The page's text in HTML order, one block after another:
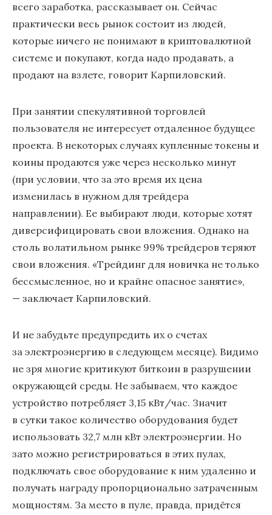
всего заработка, рассказывает он. Сейчас
практически весь рынок состоит из людей,
которые ничего не понимают в криптовалютной
системе и покупают, когда надо продавать, а
продают на взлете, говорит Карпиловский.
При занятии спекулятивной торговлей
пользователя не интересует отдаленное будущее
проекта. В некоторых случаях купленные токены и
коины продаются уже через несколько минут
(при условии, что за это время их цена
изменилась в нужном для трейдера
направлении). Ее выбирают люди, которые хотят
диверсифицировать свои вложения. Однако на
столь волатильном рынке 99% трейдеров теряют
свои вложения. «Трейдинг для новичка не только
бессмысленное, но и крайне опасное занятие»,
— заключает Карпиловский.
И не забудьте предупредить их о счетах
за электроэнергию в следующем месяце). Видимо
не зря многие критикуют биткоин в разрушении
окружающей среды. Не забываем, что каждое
устройство потребляет 3,15 кВт/час. Значит
в сутки такое количество оборудования будет
использовать 32,7 млн кВт электроэнергии. Но
зато можно регистрироваться в этих пулах,
подключать свое оборудование к ним удаленно и
получать награду пропорционально затраченным
мощностям. За место в пуле, правда, придётся